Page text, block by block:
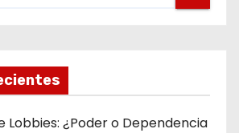
¿Poder o Dependencia